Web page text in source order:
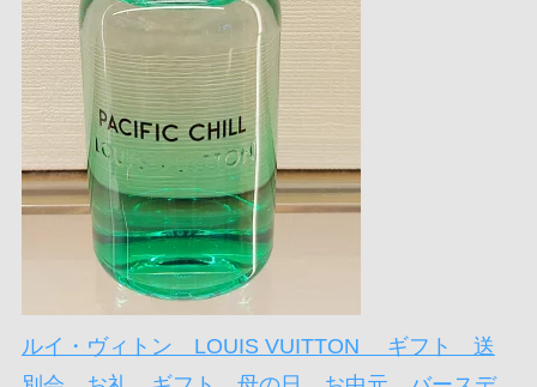
ルイ・ヴィトン LOUIS VUITTON ギフト 送